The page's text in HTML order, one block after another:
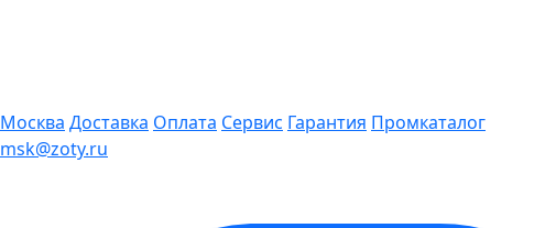
Москва Доставка Оплата Сервис Гарантия Промкаталог
msk@zoty.ru